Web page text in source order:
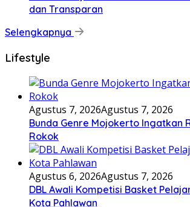
dan Transparan
Selengkapnya
Lifestyle
Agustus 7, 2026Agustus 7, 2026
Bunda Genre Mojokerto Ingatkan
Rokok
Agustus 6, 2026Agustus 7, 2026
DBL Awali Kompetisi Basket
Kota Pahlawan